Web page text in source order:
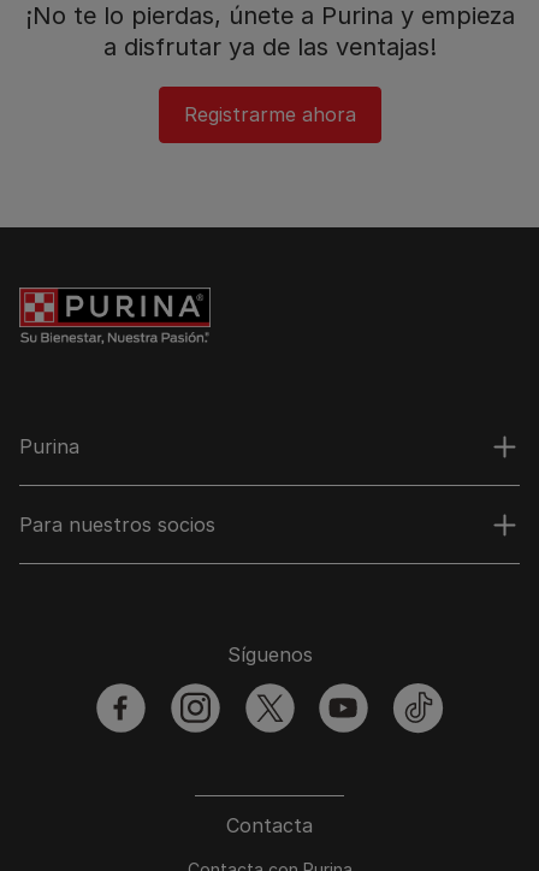
¡No te lo pierdas, únete a Purina y empieza
a disfrutar ya de las ventajas!​
Registrarme ahora​
Purina
Para nuestros socios
Contacta
Síguenos
facebookinstagramtwitter youtubetiktok